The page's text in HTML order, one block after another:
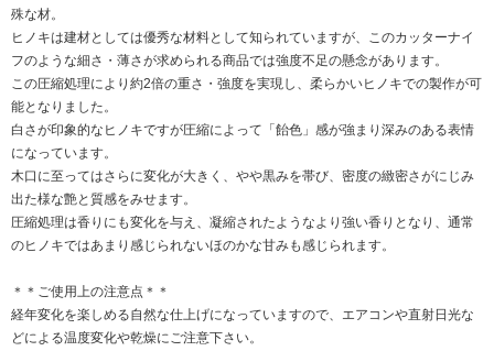
殊な材。
ヒノキは建材としては優秀な材料として知られていますが、このカッターナイ
フのような細さ・薄さが求められる商品では強度不足の懸念があります。
この圧縮処理により約2倍の重さ・強度を実現し、柔らかいヒノキでの製作が可
能となりました。
白さが印象的なヒノキですが圧縮によって「飴色」感が強まり深みのある表情
になっています。
木口に至ってはさらに変化が大きく、やや黒みを帯び、密度の緻密さがにじみ
出た様な艶と質感をみせます。
圧縮処理は香りにも変化を与え、凝縮されたようなより強い香りとなり、通常
のヒノキではあまり感じられないほのかな甘みも感じられます。
＊＊ご使用上の注意点＊＊
経年変化を楽しめる自然な仕上げになっていますので、エアコンや直射日光な
どによる温度変化や乾燥にご注意下さい。